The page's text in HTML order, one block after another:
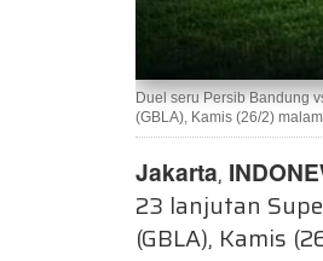
Duel seru Persib Bandung
(GBLA), Kamis (26/2) malam
Jakarta,
23 lanjutan
(GBLA), Kamis